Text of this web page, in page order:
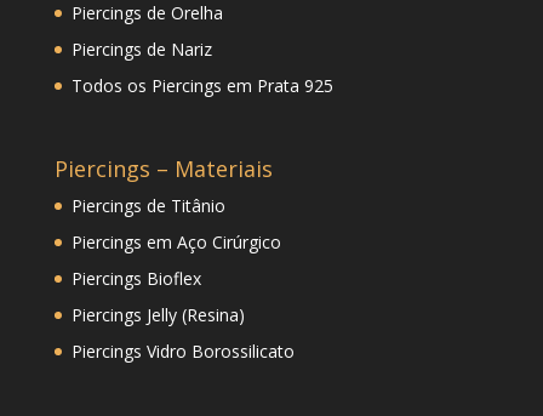
Piercings de Orelha
Piercings de Nariz
Todos os Piercings em Prata 925
Piercings – Materiais
Piercings de Titânio
Piercings em Aço Cirúrgico
Piercings Bioflex
Piercings Jelly (Resina)
Piercings Vidro Borossilicato